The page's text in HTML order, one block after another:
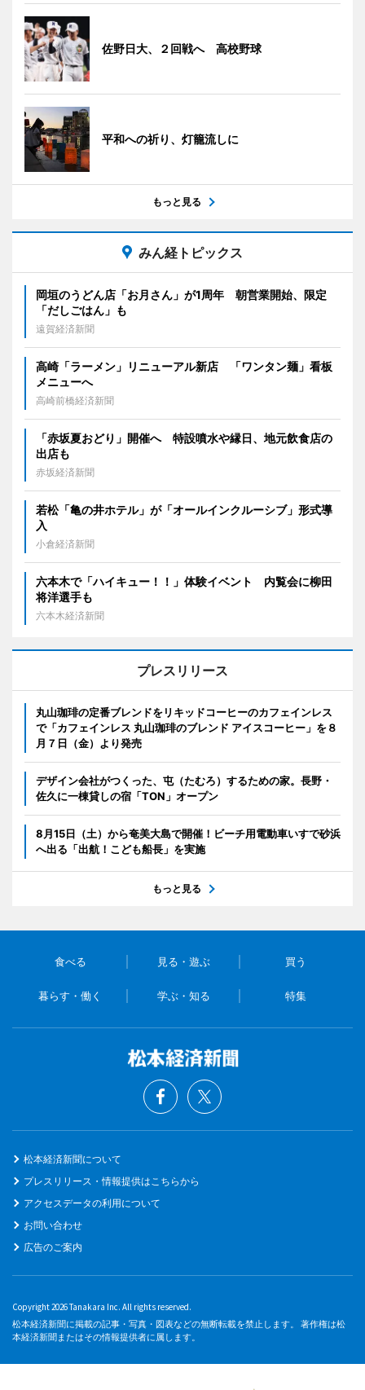
佐野日大、２回戦へ 高校野球
平和への祈り、灯籠流しに
もっと見る
みん経トピックス
岡垣のうどん店「お月さん」が1周年 朝営業開始、限定
「だしごはん」も
遠賀経済新聞
高崎「ラーメン」リニューアル新店 「ワンタン麺」看板
メニューへ
高崎前橋経済新聞
「赤坂夏おどり」開催へ 特設噴水や縁日、地元飲食店の
出店も
赤坂経済新聞
若松「亀の井ホテル」が「オールインクルーシブ」形式導
入
小倉経済新聞
六本木で「ハイキュー！！」体験イベント 内覧会に柳田
将洋選手も
六本木経済新聞
プレスリリース
丸山珈琲の定番ブレンドをリキッドコーヒーのカフェインレス
で「カフェインレス 丸山珈琲のブレンド アイスコーヒー」を８
月７日（金）より発売
デザイン会社がつくった、屯（たむろ）するための家。長野・
佐久に一棟貸しの宿「TON」オープン
8月15日（土）から奄美大島で開催！ビーチ用電動車いすで砂浜
へ出る「出航！こども船長」を実施
もっと見る
食べる 見る・遊ぶ 買う
暮らす・働く 学ぶ・知る 特集
松本経済新聞について
プレスリリース・情報提供はこちらから
アクセスデータの利用について
お問い合わせ
広告のご案内
Copyright 2026 Tanakara Inc. All rights reserved.
松本経済新聞に掲載の記事・写真・図表などの無断転載を禁止します。 著作権は松
本経済新聞またはその情報提供者に属します。